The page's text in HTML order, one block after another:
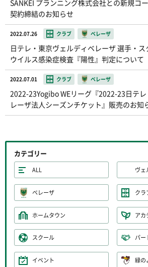
SANKEI プランニング株式会社との新規コ
契約締結のお知らせ
2022.07.26 クラブ ベレーザ
日テレ・東京ヴェルディベレーザ 選手・
ウイルス感染症検査『陽性』判定について
2022.07.01 クラブ ベレーザ
2022-23Yogibo WEリーグ『2022-23日テ
レーザ法人シーズンチケット』販売のお知
カテゴリー
ALL ヴェ
ベレーザ クラ
ホームタウン アカ
スクール パー
イベント 緑の